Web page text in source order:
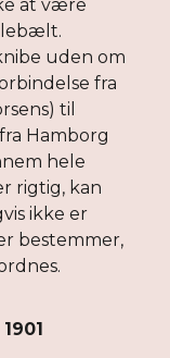
at være
uden om
fra
til
Hamborg
hele
rigtig, kan
ikke er
bestemmer,